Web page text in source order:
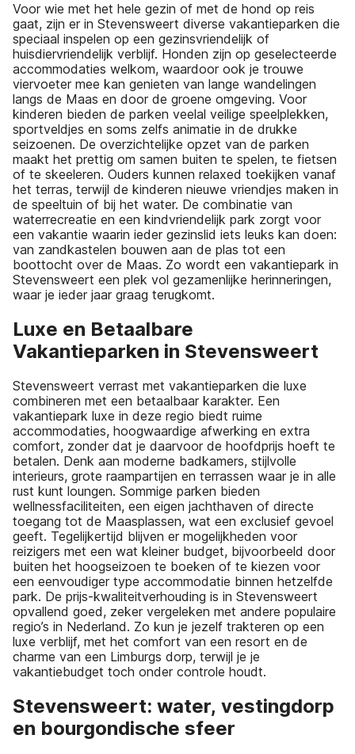
Voor wie met het hele gezin of met de hond op reis
gaat, zijn er in Stevensweert diverse vakantieparken die
speciaal inspelen op een gezinsvriendelijk of
huisdiervriendelijk verblijf. Honden zijn op geselecteerde
accommodaties welkom, waardoor ook je trouwe
viervoeter mee kan genieten van lange wandelingen
langs de Maas en door de groene omgeving. Voor
kinderen bieden de parken veelal veilige speelplekken,
sportveldjes en soms zelfs animatie in de drukke
seizoenen. De overzichtelijke opzet van de parken
maakt het prettig om samen buiten te spelen, te fietsen
of te skeeleren. Ouders kunnen relaxed toekijken vanaf
het terras, terwijl de kinderen nieuwe vriendjes maken in
de speeltuin of bij het water. De combinatie van
waterrecreatie en een kindvriendelijk park zorgt voor
een vakantie waarin ieder gezinslid iets leuks kan doen:
van zandkastelen bouwen aan de plas tot een
boottocht over de Maas. Zo wordt een vakantiepark in
Stevensweert een plek vol gezamenlijke herinneringen,
waar je ieder jaar graag terugkomt.
Luxe en Betaalbare
Vakantieparken in Stevensweert
Stevensweert verrast met vakantieparken die luxe
combineren met een betaalbaar karakter. Een
vakantiepark luxe in deze regio biedt ruime
accommodaties, hoogwaardige afwerking en extra
comfort, zonder dat je daarvoor de hoofdprijs hoeft te
betalen. Denk aan moderne badkamers, stijlvolle
interieurs, grote raampartijen en terrassen waar je in alle
rust kunt loungen. Sommige parken bieden
wellnessfaciliteiten, een eigen jachthaven of directe
toegang tot de Maasplassen, wat een exclusief gevoel
geeft. Tegelijkertijd blijven er mogelijkheden voor
reizigers met een wat kleiner budget, bijvoorbeeld door
buiten het hoogseizoen te boeken of te kiezen voor
een eenvoudiger type accommodatie binnen hetzelfde
park. De prijs-kwaliteitverhouding is in Stevensweert
opvallend goed, zeker vergeleken met andere populaire
regio’s in Nederland. Zo kun je jezelf trakteren op een
luxe verblijf, met het comfort van een resort en de
charme van een Limburgs dorp, terwijl je je
vakantiebudget toch onder controle houdt.
Stevensweert: water, vestingdorp
en bourgondische sfeer